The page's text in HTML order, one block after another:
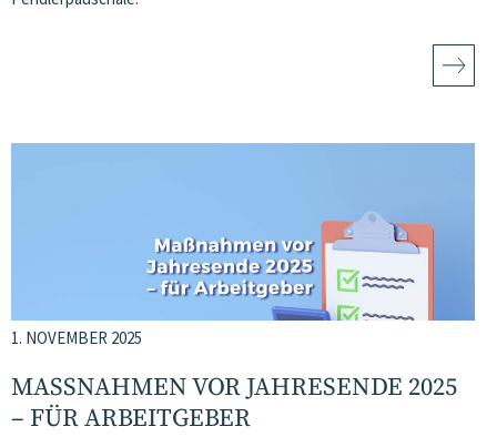
1. NOVEMBER 2025
MASSNAHMEN VOR JAHRESENDE 2025 –
FÜR ARBEITGEBER